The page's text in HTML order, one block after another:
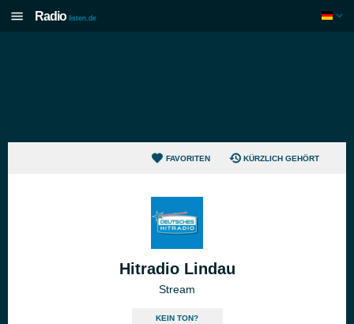
Radio listen.de
FAVORITEN KÜRZLICH GEHÖRT
Hitradio Lindau
Stream
KEIN TON?